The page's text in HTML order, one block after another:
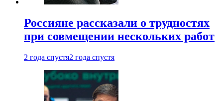
Россияне рассказали о трудностях
при совмещении нескольких работ
2 года спустя2 года спустя